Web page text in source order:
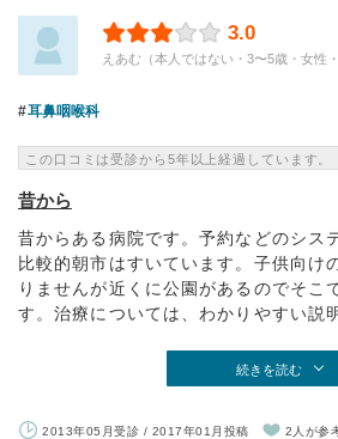
3.0
えあむ（本人ではない・3〜5歳・女性
耳鼻咽喉科
この口コミは受診から5年以上経過しています。
昔から
昔からある病院です。予約などのシス
比較的朝市はすいています。子供向け
りませんが近くに公園があるのでそこ
す。治療については、わかりやすい説
続きを読む
2013年05月受診 / 2017年01月投稿 2人が参